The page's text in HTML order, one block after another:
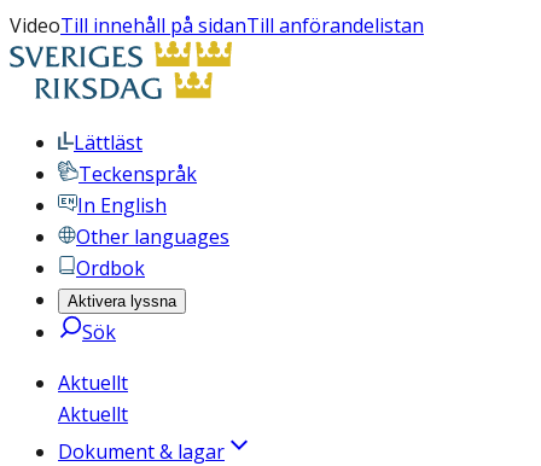
VideoTill innehåll på sidanTill anförandelistan
Lättläst
Teckenspråk
In English
Other languages
Ordbok
Aktivera lyssna
Sök
Aktuellt
Aktuellt
Dokument & lagar